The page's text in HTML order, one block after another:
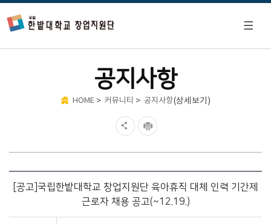
공지사항
HOME > 커뮤니티 > 공지사항(상세보기)
[공고]국립한밭대학교 창업지원단 육아휴직 대체 인력 기간제
근로자 채용 공고(~12.19.)